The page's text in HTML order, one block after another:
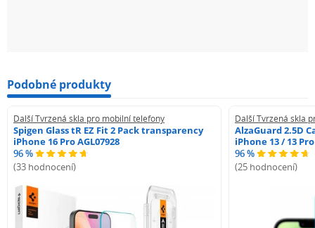
Podobné produkty
Další Tvrzená skla pro mobilní telefony
Spigen Glass tR EZ Fit 2 Pack transparency
iPhone 16 Pro AGL07928
96 %
(33 hodnocení)
Další Tvrzená skla
AlzaGuard 2.5D
iPhone 13 / 13 Pro
96 %
(25 hodnocení)